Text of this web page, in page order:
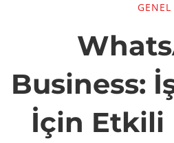
WhatsApp
Business:
GENEL
Business:
İçin Etkili